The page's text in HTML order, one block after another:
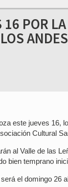
16 POR
este jueves 16,
Cultural
al Valle de las
bien temprano
el domingo 26